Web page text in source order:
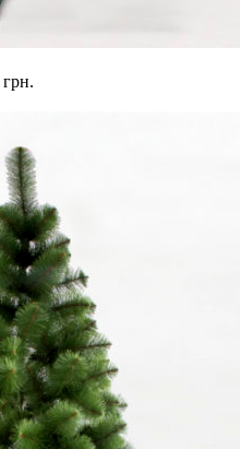
грн.